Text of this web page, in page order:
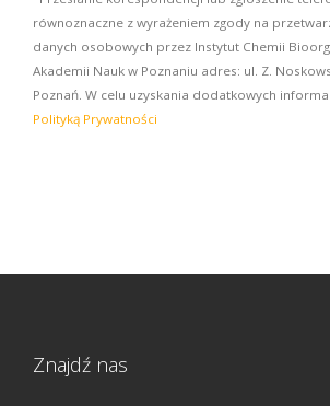
równoznaczne z wyrażeniem zgody na
danych osobowych przez Instytut Chemii
Akademii Nauk w Poznaniu adres: ul. Z.
Poznań. W celu uzyskania dodatkowych
Polityką Prywatności
Znajdź nas